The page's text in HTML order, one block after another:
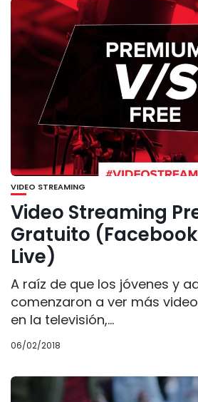
VIDEO STREAMING
Video Streaming
Gratuito
Live)
A raíz de que los jóvenes y
comenzaron a ver más
en la televisión,...
06/02/2018